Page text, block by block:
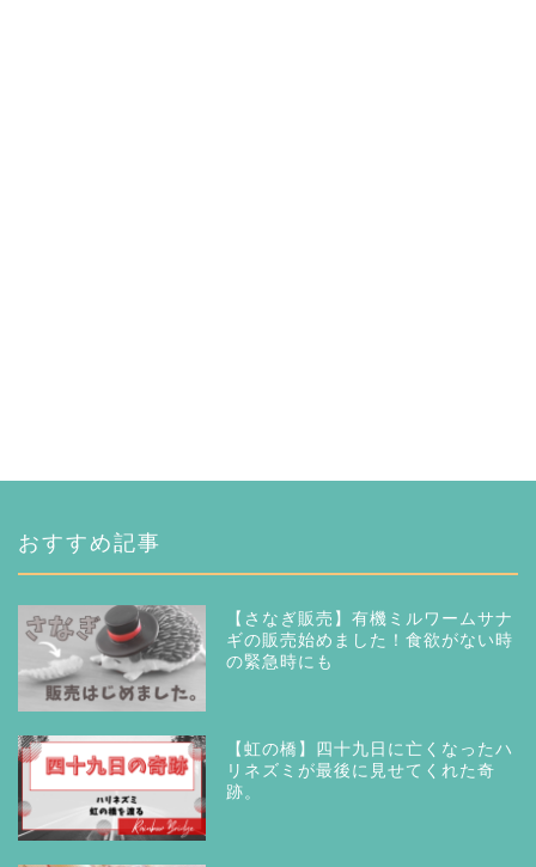
おすすめ記事
【さなぎ販売】有機ミルワームサナ
ギの販売始めました！食欲がない時
の緊急時にも
【虹の橋】四十九日に亡くなったハ
リネズミが最後に見せてくれた奇
跡。